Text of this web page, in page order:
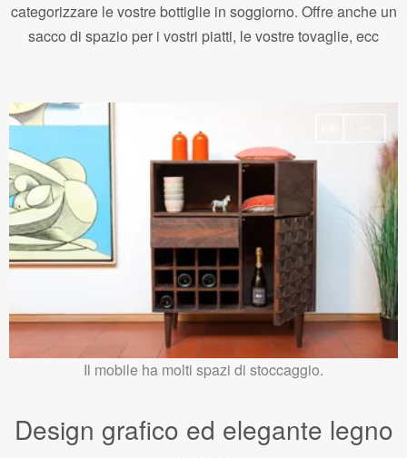
categorizzare le vostre bottiglie in soggiorno. Offre anche un
sacco di spazio per i vostri piatti, le vostre tovaglie, ecc
Il mobile ha molti spazi di stoccaggio.
Design grafico ed elegante legno